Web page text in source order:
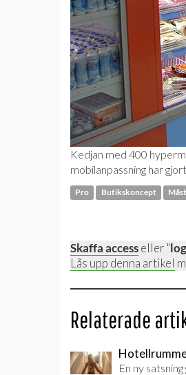
Kedjan med 400
mobilanpassning har
Pro Butikskoncept
Skaffa accesseller "
Lås upp denna artikel
Relaterade
En ny